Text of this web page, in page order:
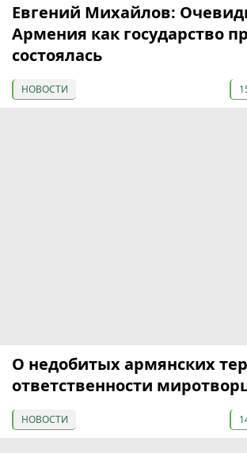
Евгений Михайлов:
Армения как государство
состоялась
НОВОСТИ
О недобитых армянских
ответственности
НОВОСТИ